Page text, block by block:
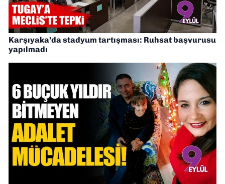
Karşıyaka’da stadyum tartışması: Ruhsat başvurusu
yapılmadı